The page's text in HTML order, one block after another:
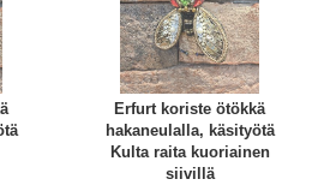
Erfurt koriste ötökkä
hakaneulalla, käsityötä
Kulta raita kuoriainen
siivillä